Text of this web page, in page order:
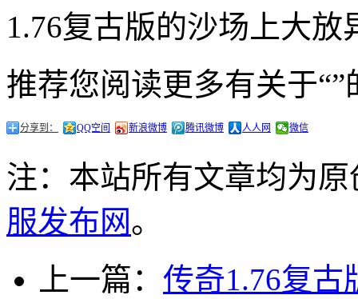
1.76复古版的沙场上大
推荐您阅读更多有关于“”
分享到： QQ空间 新浪微博 腾讯微博 人人网 微信
注：本站所有文章均为
服发布网。
上一篇： 传奇1.76复古